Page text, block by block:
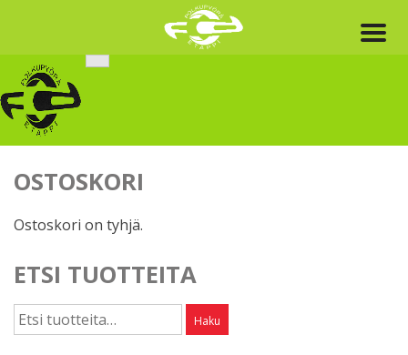
content
OSTOSKORI
Ostoskori on tyhjä.
ETSI TUOTTEITA
Etsi: Haku